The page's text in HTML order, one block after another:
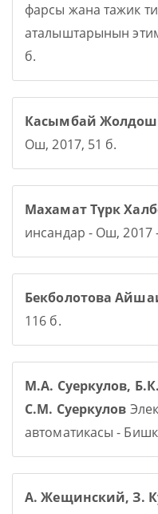
фарсы жана тажик
аталыштарынын
б.
Касымбай
Ош, 2017, 51 б.
Махамат Түрк
инсандар - Ош, 2017
Бекболотова
116 б.
М.А. Суеркулов,
С.М. Суеркулов
автоматикасы -
А. Жещинский, З.